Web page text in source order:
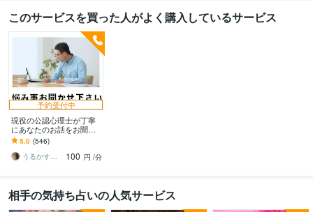
このサービスを買った人がよく購入しているサービス
予約受付中
現役の公認心理士が丁寧
にあなたのお話をお聞き
します 日ごろの悩み事か
ら精神症状まであなたの
お話をお聞かせください
5.0 (546)
うるかす◇公認心理士◇
100 円 /分
相手の気持ち占いの人気サービス